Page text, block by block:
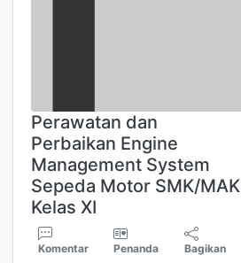
Perawatan dan
Perbaikan Engine
Management System
Sepeda Motor SMK/MAK
Kelas XI
Komentar Penanda Bagikan